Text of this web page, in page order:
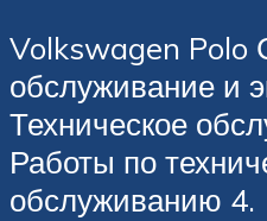
Volkswagen Polo
обслуживание и
Техническое
Работы по
обслуживанию 4.